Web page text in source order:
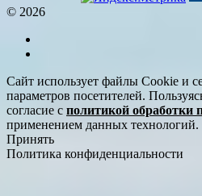
© 2026
Сайт использует файлы Cookie и
параметров посетителей.
согласие с политикой обработки
применением данных технологий.
Принять
Политика конфиденциальности